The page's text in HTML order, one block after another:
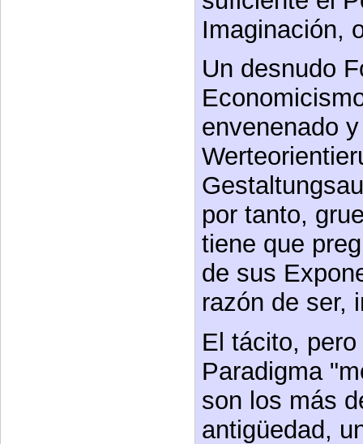
Imaginación,
Un desnudo
envenenado
por tanto,
tiene que
de sus
razón de ser,
El tácito,
Paradigma
son los más
antigüedad,